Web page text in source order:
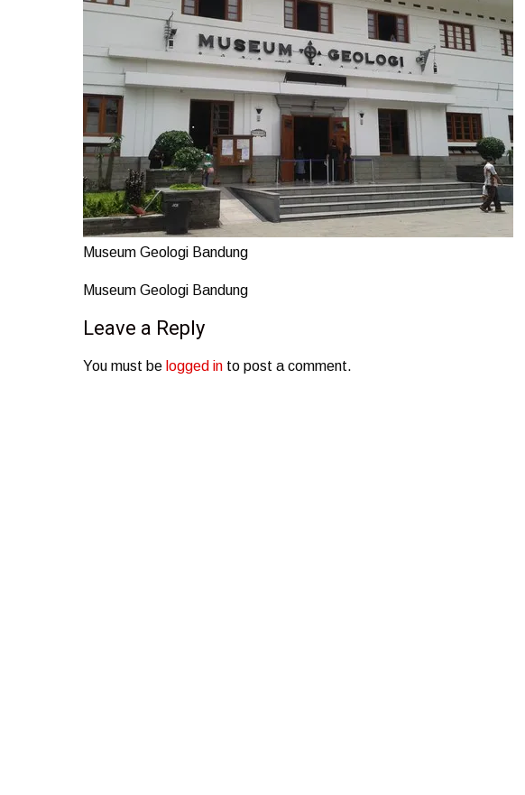
Museum Geologi Bandung
Museum Geologi Bandung
Leave a Reply
You must be logged in to post a comment.